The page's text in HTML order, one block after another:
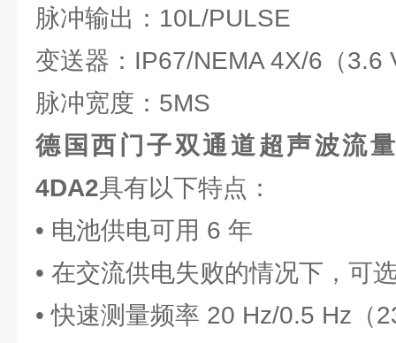
脉冲输出：10L/PULSE
变送器：IP67/NEMA 4X/6（3.6
脉冲宽度：5MS
德国西门子双通道超声波流量
4DA2具有以下特点：
• 电池供电可用 6 年
• 在交流供电失败的情况下，可
• 快速测量频率 20 Hz/0.5 Hz（